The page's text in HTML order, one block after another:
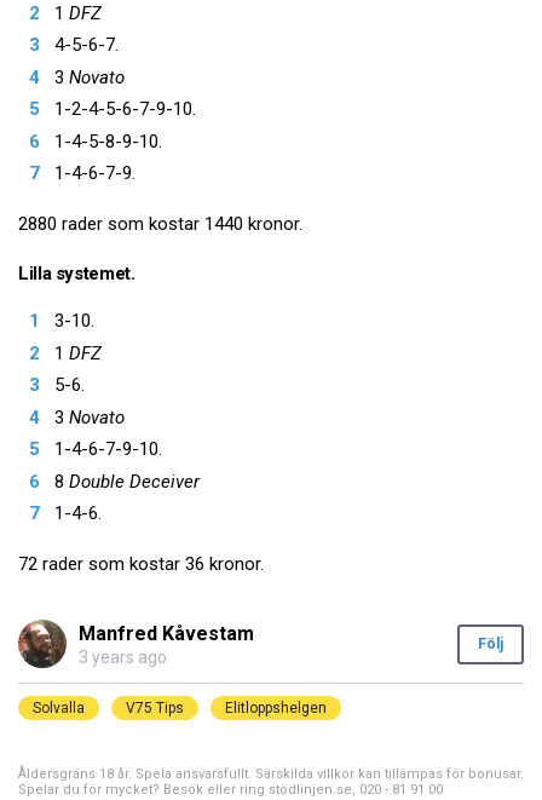
1 DFZ
4-5-6-7.
3 Novato
1-2-4-5-6-7-9-10.
1-4-5-8-9-10.
1-4-6-7-9.
2880 rader som kostar 1440 kronor.
Lilla systemet.
3-10.
1 DFZ
5-6.
3 Novato
1-4-6-7-9-10.
8 Double Deceiver
1-4-6.
72 rader som kostar 36 kronor.
Manfred Kåvestam
3 years ago
Följ
Solvalla V75 Tips Elitloppshelgen
Åldersgräns 18 år. Spela ansvarsfullt. Särskilda villkor kan tillämpas för bonusar.
Spelar du för mycket? Besök eller ring stödlinjen.se, 020 - 81 91 00